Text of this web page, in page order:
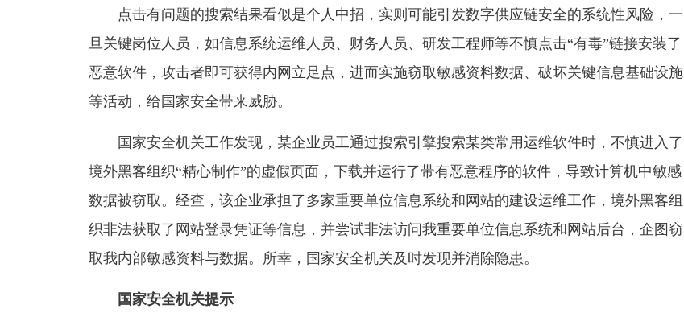
点击有问题的搜索结果看似是个人中招，实则可能引发数字供应链安全的系统性风险，一
旦关键岗位人员，如信息系统运维人员、财务人员、研发工程师等不慎点击“有毒”链接安装了
恶意软件，攻击者即可获得内网立足点，进而实施窃取敏感资料数据、破坏关键信息基础设施
等活动，给国家安全带来威胁。
国家安全机关工作发现，某企业员工通过搜索引擎搜索某类常用运维软件时，不慎进入了
境外黑客组织“精心制作”的虚假页面，下载并运行了带有恶意程序的软件，导致计算机中敏感
数据被窃取。经查，该企业承担了多家重要单位信息系统和网站的建设运维工作，境外黑客组
织非法获取了网站登录凭证等信息，并尝试非法访问我重要单位信息系统和网站后台，企图窃
取我内部敏感资料与数据。所幸，国家安全机关及时发现并消除隐患。
国家安全机关提示